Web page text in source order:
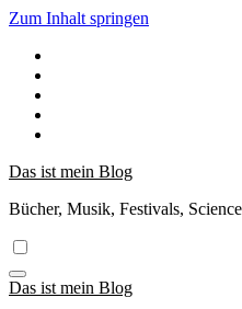
Zum Inhalt springen
Das ist mein Blog
Bücher, Musik, Festivals,
Das ist mein Blog